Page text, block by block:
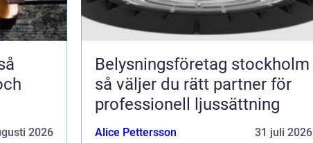
2026
Belysningsföretag stockholm
så väljer du rätt partner för
professionell ljussättning
Alice Pettersson 31 juli 2026